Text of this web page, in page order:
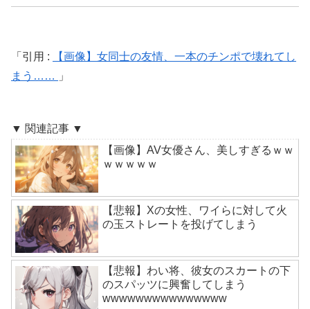
引用 :
【画像】女同士の友情、一本のチンポで壊れてし
まう……
▼ 関連記事 ▼
【画像】AV女優さん、美しすぎるｗｗ
ｗｗｗｗｗ
【悲報】Xの女性、ワイらに対して火
の玉ストレートを投げてしまう
【悲報】わい将、彼女のスカートの下
のスパッツに興奮してしまう
wwwwwwwwwwwwwww